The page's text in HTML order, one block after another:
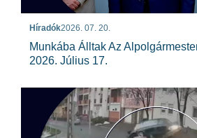
Híradók2026. 07. 20.
Munkába Álltak Az
2026. Július 17.